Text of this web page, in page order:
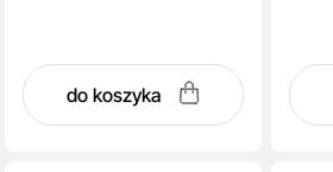
do koszyka